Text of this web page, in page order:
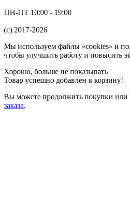
ПН-ПТ 10:00 - 19:00
(c) 2017-2026
Мы используем файлы «cookies» и
чтобы улучшить работу и повысить
Хорошо, больше не показывать
Товар успешно добавлен в корзину!
Вы можете продолжить покупки или
заказа.